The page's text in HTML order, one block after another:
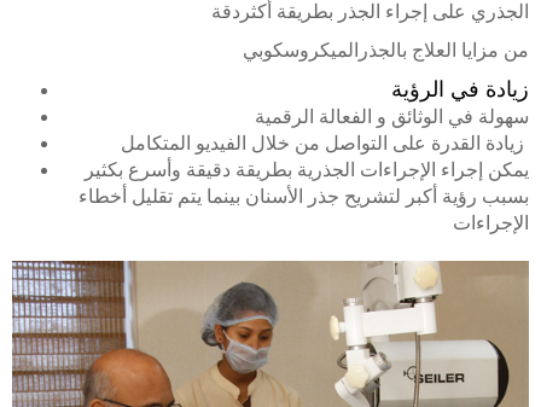
الجذري على إجراء الجذر بطريقة أكثردقة
من مزايا العلاج بالجذرالميكروسكوبي
زيادة في الرؤية
سهولة في الوثائق و الفعالة الرقمية
يمكن إجراء الإجراءات الجذرية بطريقة دقيقة وأسرع بكثير
بسبب رؤية أكبر لتشريح جذر الأسنان بينما يتم تقليل أخطاء
الإجراءات